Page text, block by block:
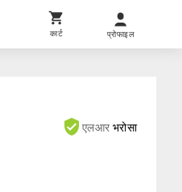
कार्ट प्रोफाइल
एलआर भरोसा